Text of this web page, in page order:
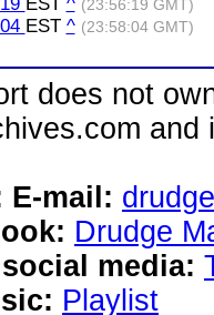
(23:56:19 GMT)
EST ^ (23:58:04 GMT)
does not
E-mail:
Drudge
media:
Playlist